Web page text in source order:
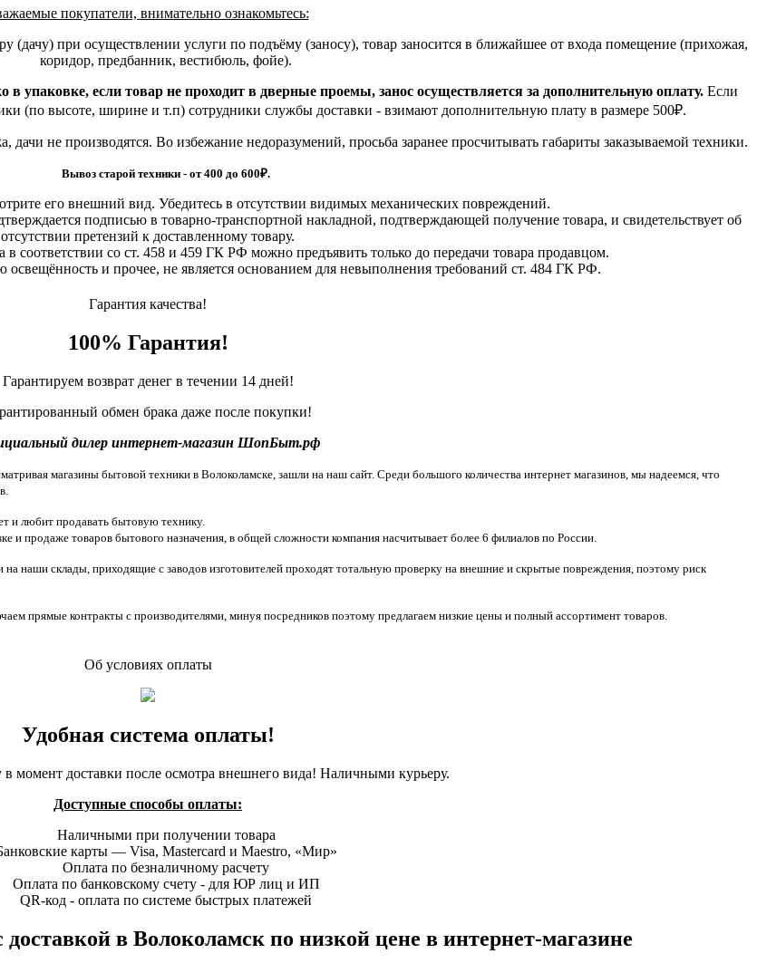
покупатели, внимательно ознакомьтесь:
при осуществлении услуги по подъёму (заносу), товар заносится в ближайшее от входа помещение (прихожая,
коридор, предбанник, вестибюль, фойе).
упаковке, если товар не проходит в дверные проемы, занос осуществляется за дополнительную оплату. Если
(по высоте, ширине и т.п) сотрудники службы доставки - взимают дополнительную плату в размере 500₽.
не производятся. Во избежание недоразумений, просьба заранее просчитывать габариты заказываемой техники.
Вывоз старой техники - от 400 до 600₽.
его внешний вид. Убедитесь в отсутствии видимых механических повреждений.
подписью в товарно-транспортной накладной, подтверждающей получение товара, и свидетельствует об
отсутствии претензий к доставленному товару.
соответствии со ст. 458 и 459 ГК РФ можно предъявить только до передачи товара продавцом.
освещённость и прочее, не является основанием для невыполнения требований ст. 484 ГК РФ.
Гарантия качества!
100% Гарантия!
Гарантируем возврат денег в течении 14 дней!
обмен брака даже после покупки!
дилер интернет-магазин ШопБыт.рф
магазины бытовой техники в Волоколамске, зашли на наш сайт. Среди большого количества интернет магазинов, мы надеемся, что
и любит продавать бытовую технику.
и продаже товаров бытового назначения, в общей сложности компания насчитывает более 6 филиалов по России.
наши склады, приходящие с заводов изготовителей проходят тотальную проверку на внешние и скрытые повреждения, поэтому риск
прямые контракты с производителями, минуя посредников поэтому предлагаем низкие цены и полный ассортимент товаров.
Об условиях оплаты
Удобная система оплаты!
момент доставки после осмотра внешнего вида! Наличными курьеру.
Доступные способы оплаты:
Наличными при получении товара
карты — Visa, Mastercard и Maestro, «Мир»
Оплата по безналичному расчету
Оплата по банковскому счету - для ЮР лиц и ИП
QR-код - оплата по системе быстрых платежей
в Волоколамск по низкой цене в интернет-магазине